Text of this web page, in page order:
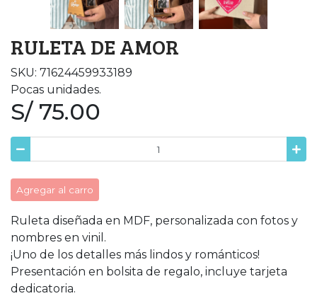
RULETA DE AMOR
SKU: 71624459933189
Pocas unidades.
S/ 75.00
Agregar al carro
Ruleta diseñada en MDF, personalizada con fotos y
nombres en vinil.
¡Uno de los detalles más lindos y románticos!
Presentación en bolsita de regalo, incluye tarjeta
dedicatoria.